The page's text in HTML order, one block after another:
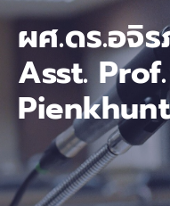
ปริญญา
ตรี
ปริญญา
โท-
เอก
คณาจารย์
บริการ
ผศ.ดร.อจิ
Asst.